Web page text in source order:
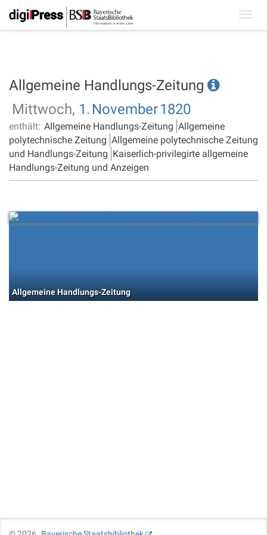
Allgemeine Handlungs-Zeitung
Mittwoch, 1. November1820
enthält: Allgemeine Handlungs-Zeitung Allgemeine
polytechnische Zeitung Allgemeine polytechnische Zeitung
und Handlungs-Zeitung Kaiserlich-privilegirte allgemeine
Handlungs-Zeitung und Anzeigen
Allgemeine Handlungs-Zeitung